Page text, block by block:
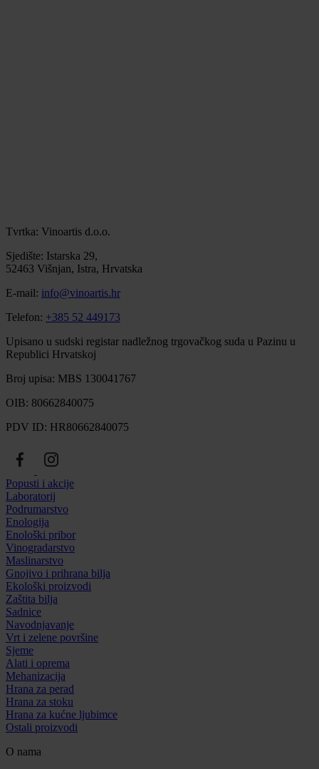
Tvrtka: Vinoartis d.o.o.
Sjedište: Istarska 29,
52463 Višnjan, Istra, Hrvatska
E-mail: info@vinoartis.hr
Telefon: +385 52 449173
Upisano u sudski registar nadležnog trgovačkog suda u Pazinu u
Republici Hrvatskoj
Broj upisa: MBS 130041767
OIB: 80662840075
PDV ID: HR80662840075
Popusti i akcije
Laboratorij
Podrumarstvo
Enologija
Enološki pribor
Vinogradarstvo
Maslinarstvo
Gnojivo i prihrana bilja
Ekološki proizvodi
Zaštita bilja
Sadnice
Navodnjavanje
Vrt i zelene površine
Sjeme
Alati i oprema
Mehanizacija
Hrana za perad
Hrana za stoku
Hrana za kućne ljubimce
Ostali proizvodi
O nama